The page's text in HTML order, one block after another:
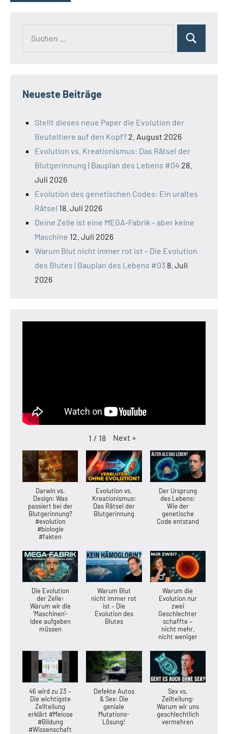
Suchen
Neueste Beiträge
Stellt dieses neue Paper die Evolution der
Beuteltiere auf den Kopf? 2. August 2026
Evolution vs. Kreationismus: Das Rätsel der
Blutgerinnung | Bauplan des Lebens #04 28.
Juli 2026
Evolution des genetischen Codes: Ein uraltes
Rätsel 18. Juli 2026
Deine Zelle ist eine MEGA-Fabrik – aber keine
Maschine 12. Juli 2026
Warum Blut nicht immer rot ist – Die Evolution
des Blutes | Bauplan des Lebens #03 8. Juli
2026
1 / 18 Next »
Darwin vs.
Design: Was
passiert bei der
Blutgerinnung?
#evolution
#biologie
#fakten
Evolution vs.
Kreationismus:
Das Rätsel der
Blutgerinnung
Der Ursprung
des Lebens:
Wie der
genetische
Code entstand
Die Evolution
der Zelle:
Warum wir die
'Maschinen'-
Idee aufgeben
müssen
Warum Blut
nicht immer rot
ist – Die
Evolution des
Blutes
Warum die
Evolution nur
zwei
Geschlechter
schaffte –
nicht mehr,
nicht weniger
46 wird zu 23 –
Die wichtigste
Zellteilung
erklärt #Meiose
#Bildung
#Wissenschaft
Defekte Autos
& Sex: Die
geniale
Mutations-
Lösung!
Sex vs.
Zellteilung:
Warum wir uns
geschlechtlich
vermehren